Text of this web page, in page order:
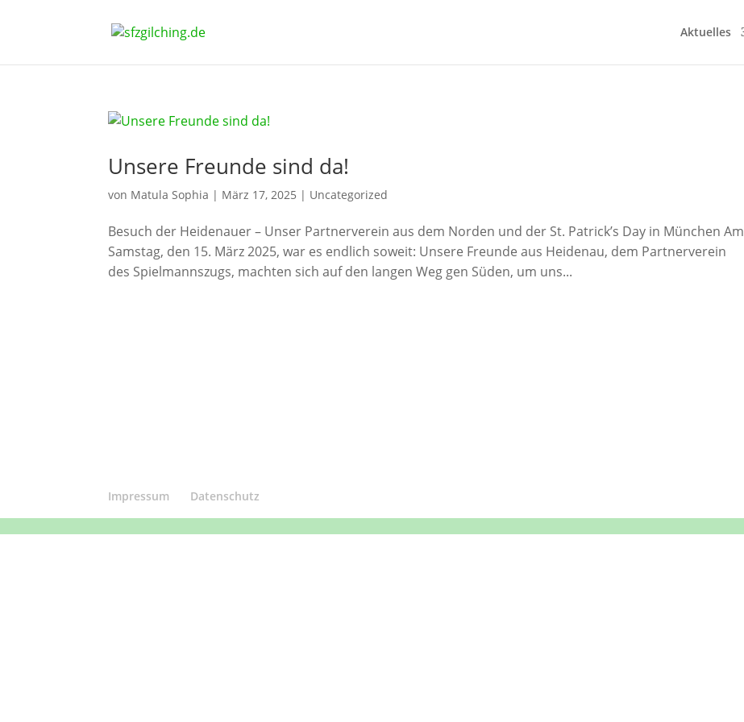
Aktuelles
Unsere Freunde sind da!
von Matula Sophia | März 17, 2025 | Uncategorized
Besuch der Heidenauer – Unser Partnerverein aus dem Norden und der St. Patrick’s Day in München Am
Samstag, den 15. März 2025, war es endlich soweit: Unsere Freunde aus Heidenau, dem Partnerverein
des Spielmannszugs, machten sich auf den langen Weg gen Süden, um uns...
Impressum Datenschutz